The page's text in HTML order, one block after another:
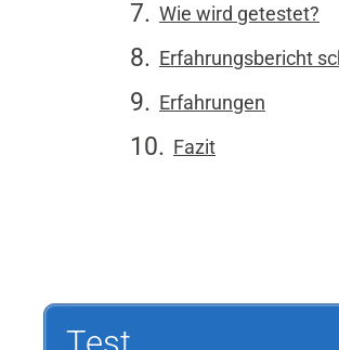
Wie wird getestet?
Erfahrungsbericht
Erfahrungen
Fazit